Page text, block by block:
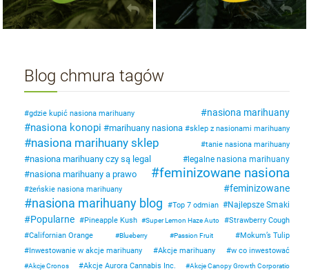
Blog chmura tagów
gdzie kupić nasiona marihuany nasiona marihuany
nasiona konopi marihuany nasiona sklep z nasionami marihuany
nasiona marihuany sklep tanie nasiona marihuany
nasiona marihuany czy są legal legalne nasiona marihuany
nasiona marihuany a prawo feminizowane nasiona
żeńskie nasiona marihuany feminizowane
nasiona marihuany blog Top 7 odmian Najlepsze Smaki
Popularne Pineapple Kush Super Lemon Haze Auto
Strawberry Cough
Californian Orange
Blueberry Passion Fruit
Mokum’s Tulip
Inwestowanie w akcje marihuany
Akcje marihuany w co inwestować
Akcje Cronos Akcje Aurora Cannabis Inc. Akcje Canopy Growth Corporatio